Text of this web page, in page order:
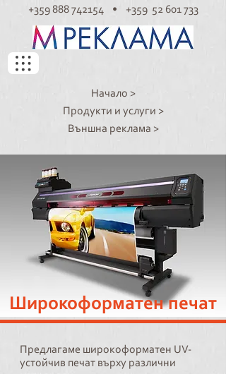
+359 888 742154 • +359 52 601 733
Начало >
Продукти и услуги >
Външна реклама >
Широкоформатен печат
Предлагаме широкоформатен UV-
устойчив печат върху различни